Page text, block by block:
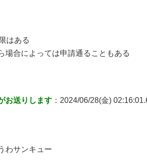
はある
場合によっては申請通ることもある
お送りします ：2024/06/28(金)
わサンキュー